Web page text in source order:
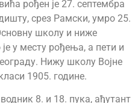
рођен је 27. септембра
срез Рамски, умро 25.
школу и ниже
у месту рођења, а пети и
Нижу школу Војне
1905. године.
8. и 18. пука, ађутант